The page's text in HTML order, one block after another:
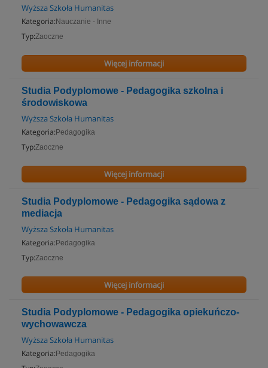
Wyższa Szkoła Humanitas
Kategoria: Nauczanie - Inne
Typ:Zaoczne
Więcej informacji
Studia Podyplomowe - Pedagogika szkolna i
środowiskowa
Wyższa Szkoła Humanitas
Kategoria: Pedagogika
Typ:Zaoczne
Więcej informacji
Studia Podyplomowe - Pedagogika sądowa z
mediacja
Wyższa Szkoła Humanitas
Kategoria: Pedagogika
Typ:Zaoczne
Więcej informacji
Studia Podyplomowe - Pedagogika opiekuńczo-
wychowawcza
Wyższa Szkoła Humanitas
Kategoria: Pedagogika